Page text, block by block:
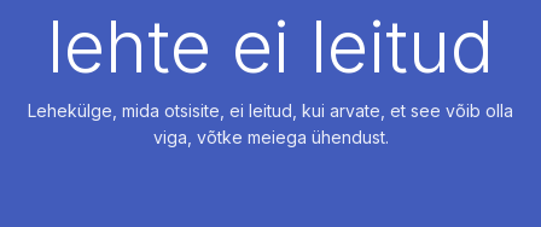
lehte ei leitud
Lehekülge, mida otsisite, ei leitud, kui arvate, et see võib olla
viga, võtke meiega ühendust.